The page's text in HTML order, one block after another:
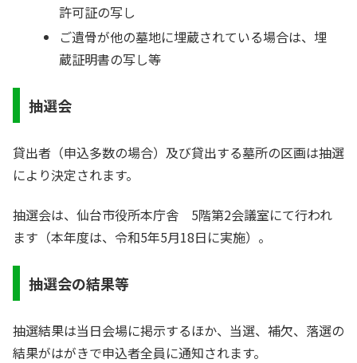
許可証の写し
ご遺骨が他の墓地に埋蔵されている場合は、埋
蔵証明書の写し等
抽選会
貸出者（申込多数の場合）及び貸出する墓所の区画は抽選
により決定されます。
抽選会は、仙台市役所本庁舎 5階第2会議室にて行われ
ます（本年度は、令和5年5月18日に実施）。
抽選会の結果等
抽選結果は当日会場に掲示するほか、当選、補欠、落選の
結果がはがきで申込者全員に通知されます。